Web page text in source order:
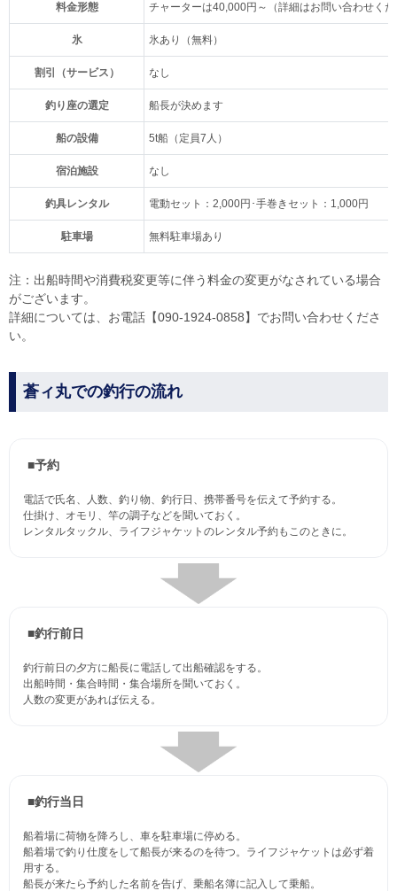
料金形態 チャーターは40,000円～（詳細はお問い合わせく
氷 氷あり（無料）
割引（サービス） なし
釣り座の選定 船長が決めます
船の設備 5t船（定員7人）
宿泊施設 なし
釣具レンタル 電動セット：2,000円･手巻きセット：1,000円
駐車場 無料駐車場あり
注：出船時間や消費税変更等に伴う料金の変更がなされている場合
がございます。
詳細については、お電話【090-1924-0858】でお問い合わせくださ
い。
蒼ィ丸での釣行の流れ
■予約
電話で氏名、人数、釣り物、釣行日、携帯番号を伝えて予約する。
仕掛け、オモリ、竿の調子などを聞いておく。
レンタルタックル、ライフジャケットのレンタル予約もこのときに。
■釣行前日
釣行前日の夕方に船長に電話して出船確認をする。
出船時間・集合時間・集合場所を聞いておく。
人数の変更があれば伝える。
■釣行当日
船着場に荷物を降ろし、車を駐車場に停める。
船着場で釣り仕度をして船長が来るのを待つ。ライフジャケットは必ず着
用する。
船長が来たら予約した名前を告げ、乗船名簿に記入して乗船。